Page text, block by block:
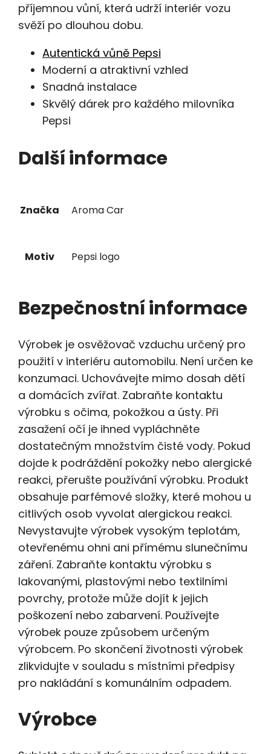
příjemnou vůní, která udrží interiér vozu
svěží po dlouhou dobu.
Autentická vůně Pepsi
Moderní a atraktivní vzhled
Snadná instalace
Skvělý dárek pro každého milovníka
Pepsi
Další informace
Značka Aroma Car
Motiv Pepsi logo
Bezpečnostní informace
Výrobek je osvěžovač vzduchu určený pro
použití v interiéru automobilu. Není určen ke
konzumaci. Uchovávejte mimo dosah dětí
a domácích zvířat. Zabraňte kontaktu
výrobku s očima, pokožkou a ústy. Při
zasažení očí je ihned vypláchněte
dostatečným množstvím čisté vody. Pokud
dojde k podráždění pokožky nebo alergické
reakci, přerušte používání výrobku. Produkt
obsahuje parfémové složky, které mohou u
citlivých osob vyvolat alergickou reakci.
Nevystavujte výrobek vysokým teplotám,
otevřenému ohni ani přímému slunečnímu
záření. Zabraňte kontaktu výrobku s
lakovanými, plastovými nebo textilními
povrchy, protože může dojít k jejich
poškození nebo zabarvení. Používejte
výrobek pouze způsobem určeným
výrobcem. Po skončení životnosti výrobek
zlikvidujte v souladu s místními předpisy
pro nakládání s komunálním odpadem.
Výrobce